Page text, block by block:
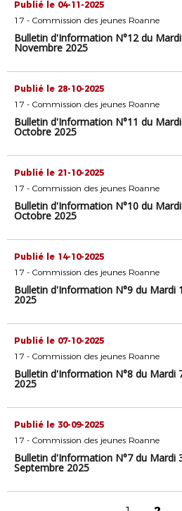
Publié le 04-11-2025
17 - Commission des jeunes Roanne
Bulletin d'Information N°12 du
Novembre 2025
Publié le 28-10-2025
17 - Commission des jeunes Roanne
Bulletin d'Information N°11 du
Octobre 2025
Publié le 21-10-2025
17 - Commission des jeunes Roanne
Bulletin d'Information N°10 du
Octobre 2025
Publié le 14-10-2025
17 - Commission des jeunes Roanne
Bulletin d'Information N°9 du Mardi
2025
Publié le 07-10-2025
17 - Commission des jeunes Roanne
Bulletin d'Information N°8 du Mardi
2025
Publié le 30-09-2025
17 - Commission des jeunes Roanne
Bulletin d'Information N°7 du Mardi
Septembre 2025